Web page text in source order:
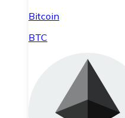
Bitcoin
BTC